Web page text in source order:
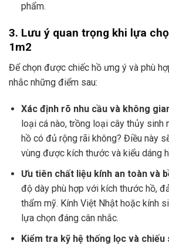
phẩm.
3. Lưu ý quan trọng khi lựa
1m2
Để chọn được chiếc hồ ưng ý và phù
nhắc những điểm sau:
Xác định rõ nhu cầu và không
loại cá nào, trồng loại cây thủy sinh
hồ có đủ rộng rãi không? Điều này
vùng được kích thước và kiểu dáng
Ưu tiên chất liệu kính an toàn và
độ dày phù hợp với kích thước hồ,
thẩm mỹ. Kính Việt Nhật hoặc kính
lựa chọn đáng cân nhắc.
Kiểm tra kỹ hệ thống lọc và chiếu